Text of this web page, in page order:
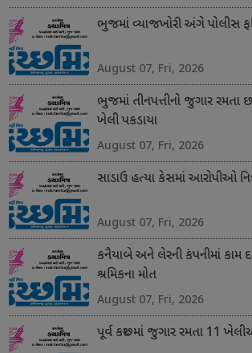
ભુજમાં વ્યાજખોરી અંગે પોલીસ
August 07, Fri, 2026
ભુજમાં તીનપત્તીનો જુગાર
ખેલી પકડાયા
August 07, Fri, 2026
સાડાઉ હત્યા કેસમાં આરોપીઓ
August 07, Fri, 2026
કનૈયાબે અને લેરની કંપનીમાં કામ
શ્રમિકના મોત
August 07, Fri, 2026
પૂર્વ કચ્છમાં જુગાર રમતા 11